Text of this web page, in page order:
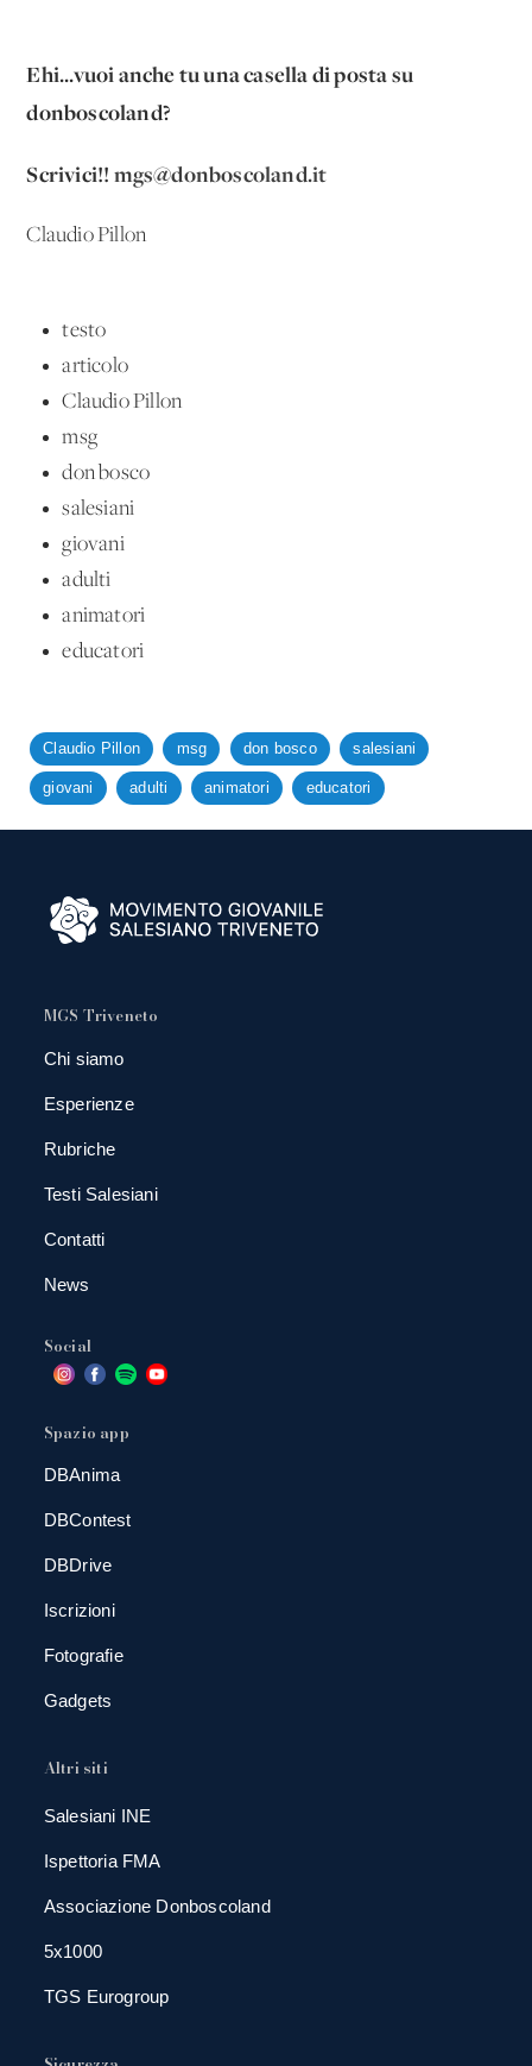
Ehi...vuoi anche tu una casella di posta su
donboscoland?
Scrivici!! mgs@donboscoland.it
Claudio Pillon
testo
articolo
Claudio Pillon
msg
don bosco
salesiani
giovani
adulti
animatori
educatori
Claudio Pillon msg don bosco salesiani
giovani adulti animatori educatori
MGS Triveneto
Chi siamo
Esperienze
Rubriche
Testi Salesiani
Contatti
News
Social
Spazio app
DBAnima
DBContest
DBDrive
Iscrizioni
Fotografie
Gadgets
Altri siti
Salesiani INE
Ispettoria FMA
Associazione Donboscoland
5x1000
TGS Eurogroup